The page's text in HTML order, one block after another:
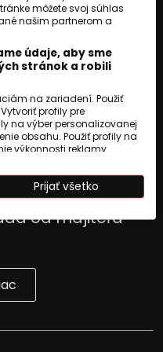
2 min. čítania
nepustili
oznam o
trestného
od majiteľa
môžete svoj súhlas
našim partnerom a
údaje, aby sme
stránok a robili
na zariadení. Použiť
profily pre
na výber personalizovanej
obsahu. Použiť profily na
výkonnosti reklamy.
zdrojov. Vývoj a
údajov na výber
sa vzťahujú výlučne na
predajcovia IAB)
účely:
Prijať všetko